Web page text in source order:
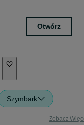
Otwórz
Szymbark
Zobacz